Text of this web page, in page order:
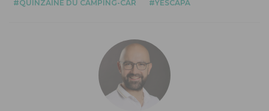
QUINZAINE DU CAMPING-CAR
YESCAPA